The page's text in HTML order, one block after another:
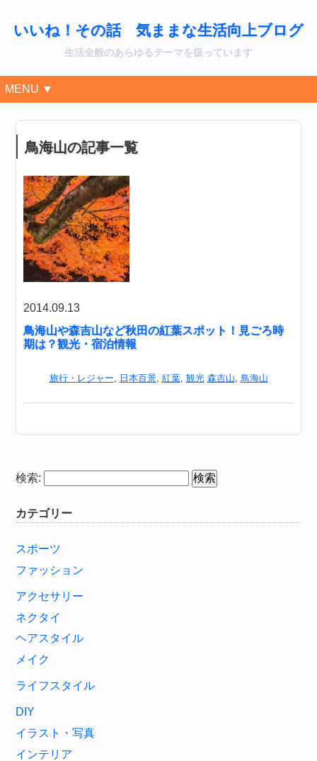
いいね！その話 気ままな生活向上ブログ
生活全般のあらゆるテーマを扱っています
MENU ▼
鳥海山の記事一覧
2014.09.13
鳥海山や森吉山など秋田の紅葉スポット！見ごろ時
期は？観光・宿泊情報
旅行・レジャー, 日本百景, 紅葉, 観光 森吉山, 鳥海山
検索:
カテゴリー
スポーツ
ファッション
アクセサリー
ネクタイ
ヘアスタイル
メイク
ライフスタイル
DIY
イラスト・写真
インテリア